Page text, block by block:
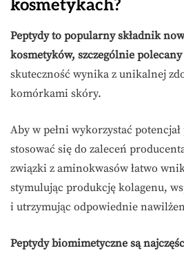
kosmetykach?
Peptydy to popularny składnik
kosmetyków, szczególnie
skuteczność wynika z unikalnej
komórkami skóry.
Aby w pełni wykorzystać
stosować się do zaleceń
związki z aminokwasów łatwo
stymulując produkcję kolagenu,
i utrzymując odpowiednie
Peptydy biomimetyczne są